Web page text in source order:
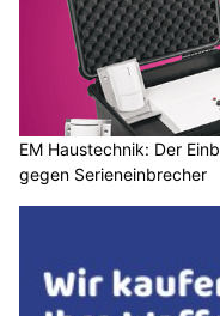
EM Haustechnik: Der
gegen Serieneinbrecher